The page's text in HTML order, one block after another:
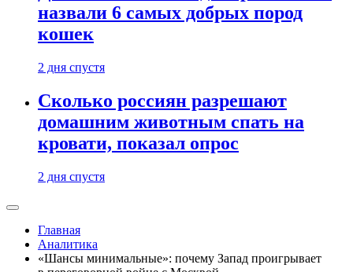
назвали 6 самых добрых пород
кошек
2 дня спустя
Сколько россиян разрешают
домашним животным спать на
кровати, показал опрос
2 дня спустя
Главная
Аналитика
«Шансы минимальные»: почему Запад проигрывает